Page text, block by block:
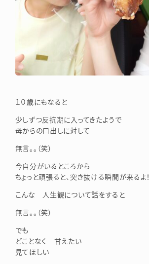
１０歳にもなると
少しずつ反抗期に入ってきたようで
母からの口出しに対して
無言。。（笑）
今自分がいるところから
ちょっと頑張ると、突き抜ける瞬間が来るよ！
こんな 人生観について話をすると
無言。。（笑）
でも
どことなく 甘えたい
見てほしい